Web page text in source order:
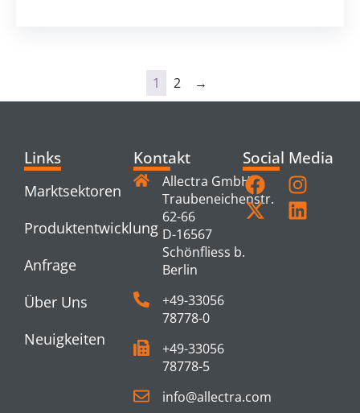
1 2 →
Links
Marktsektoren
Produktentwicklung
Anfrage
Über Uns
Neuigkeiten
Kontakt
Allectra GmbH
Traubeneichenstr.
62-66
D-16567
Schönfliess b.
Berlin
+49-33056
78778-0
+49-33056
78778-5
info@allectra.com
Social Media